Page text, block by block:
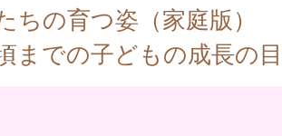
ちの育つ姿（家庭版）
までの子どもの成長の